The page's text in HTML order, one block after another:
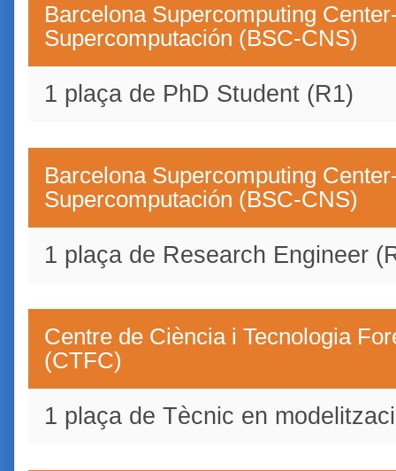
Barcelona Supercomputing
Supercomputación (BSC-CNS)
1 plaça de PhD Student (R1)
Barcelona Supercomputing
Supercomputación (BSC-CNS)
1 plaça de Research Engineer
Centre de Ciència i Tecnologia
(CTFC)
1 plaça de Tècnic en